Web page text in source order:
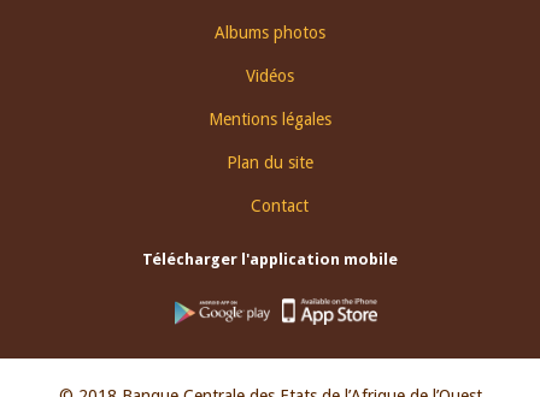
Albums photos
Vidéos
Mentions légales
Plan du site
Contact
Télécharger l'application mobile